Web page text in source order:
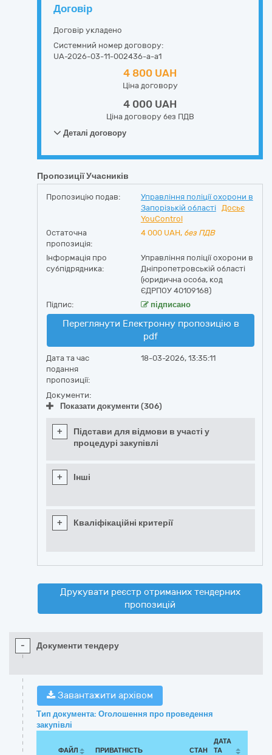
Договір
Договір укладено
Системний номер договору:
UA-2026-03-11-002436-a-a1
4 800 UAH
Ціна договору
4 000 UAH
Ціна договору без ПДВ
Деталі договору
Пропозиції Учасників
Пропозицію подав:
Управління поліції охорони в
Запорізькій області
Досьє
YouControl
Остаточна
пропозиція:
4 000 UAH, без ПДВ
Інформація про
субпідрядника:
Управління поліції охорони в
Дніпропетровській області
(юридична особа, код
ЄДРПОУ 40109168)
Підпис:
підписано
Переглянути Електронну пропозицію в
pdf
Дата та час
подання
пропозиції:
18-03-2026, 13:35:11
Документи:
Показати документи (306)
+
Підстави для відмови в участі у
процедурі закупівлі
+ Інші
+ Кваліфікаційні критерії
Друкувати реєстр отриманих тендерних
пропозицій
- Документи тендеру
Завантажити архівом
Тип документа: Оголошення про проведення
закупівлі
ФАЙЛ ПРИВАТНІСТЬ СТАН
ДАТА
ТА